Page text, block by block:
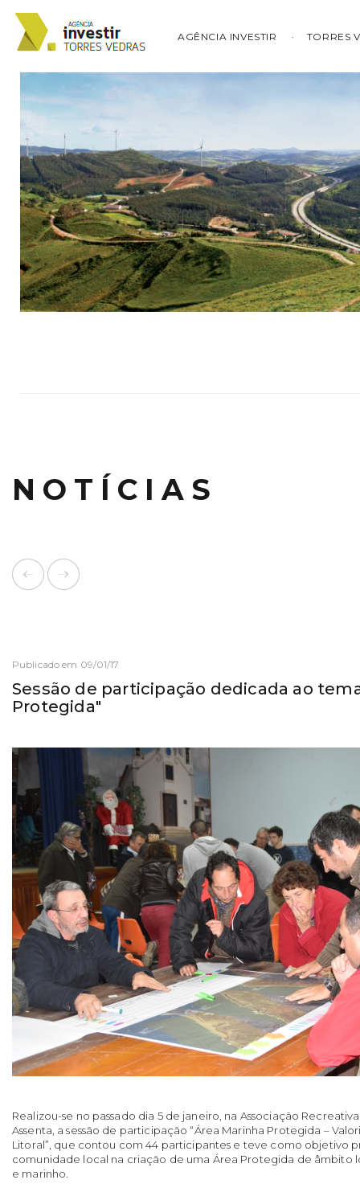
AGÊNCIA INVESTIR TORRES
NOTÍCIAS
Publicado em 09/01/17
Sessão de participação dedicada ao
Protegida"
Realizou-se no passado dia 5 de janeiro, na Associação
Assenta, a sessão de participação “Área Marinha Protegida –
Litoral”, que contou com 44 participantes e teve como objetivo
comunidade local na criação de uma Área Protegida de âmbito
e marinho.